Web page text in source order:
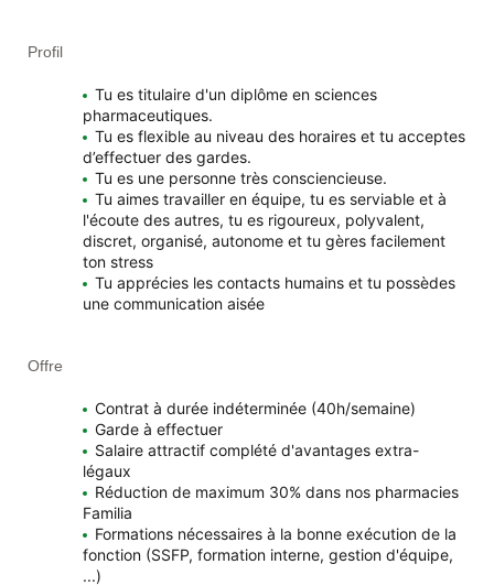
Profil
Tu es titulaire d'un diplôme en sciences
pharmaceutiques.
Tu es flexible au niveau des horaires et tu acceptes
d’effectuer des gardes.
Tu es une personne très consciencieuse.
Tu aimes travailler en équipe, tu es serviable et à
l'écoute des autres, tu es rigoureux, polyvalent,
discret, organisé, autonome et tu gères facilement
ton stress
Tu apprécies les contacts humains et tu possèdes
une communication aisée
Offre
Contrat à durée indéterminée (40h/semaine)
Garde à effectuer
Salaire attractif complété d'avantages extra-
légaux
Réduction de maximum 30% dans nos pharmacies
Familia
Formations nécessaires à la bonne exécution de la
fonction (SSFP, formation interne, gestion d'équipe,
...)